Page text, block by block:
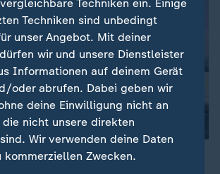
des Bundestrainers Julian
Techniken ein. Einige
Techniken sind unbedingt
unser Angebot. Mit deiner
wir und unsere Dienstleister
Informationen auf deinem Gerät
oder abrufen. Dabei geben wir
deine Einwilligung nicht an
nicht unsere direkten
Wir verwenden deine Daten
kommerziellen Zwecken.